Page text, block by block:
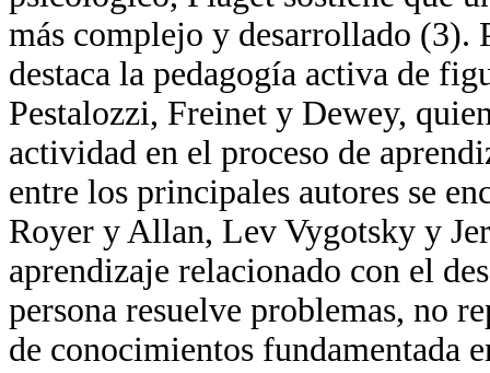
más complejo y desarrollado (3).
destaca la pedagogía activa de
Pestalozzi, Freinet y Dewey,
actividad en el proceso de
entre los principales autores se
Royer y Allan, Lev Vygotsky y
aprendizaje relacionado con el
persona resuelve problemas, no
de conocimientos fundamentada